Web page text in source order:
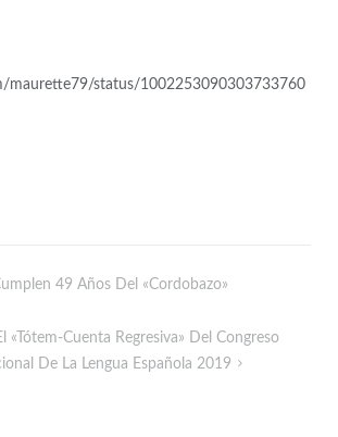
maurette79/status/1002253090303733760
49 Años Del «Cordobazo»
«tótem-Cuenta Regresiva» Del Congreso
De La Lengua Española 2019